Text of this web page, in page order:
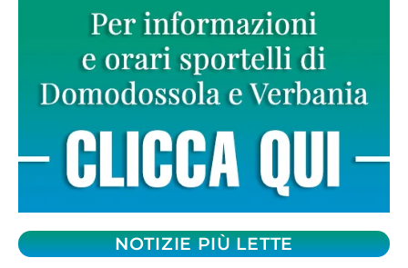
NOTIZIE PIÙ LETTE